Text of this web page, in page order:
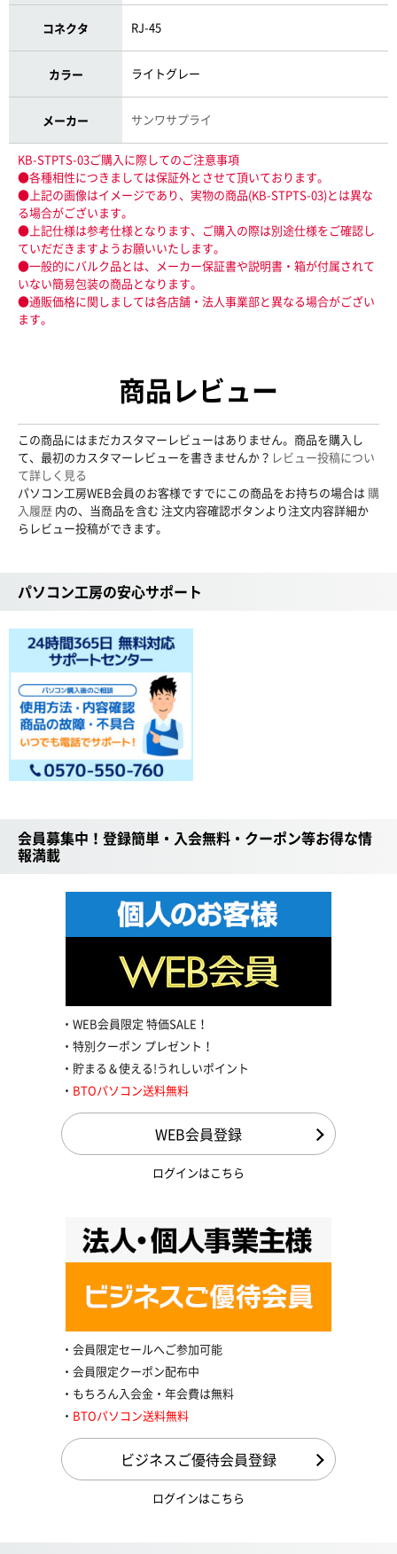
コネクタ RJ-45
カラー ライトグレー
メーカー サンワサプライ
KB-STPTS-03ご購入に際してのご注意事項
●各種相性につきましては保証外とさせて頂いております。
●上記の画像はイメージであり、実物の商品(KB-STPTS-03)とは異な
る場合がございます。
●上記仕様は参考仕様となります、ご購入の際は別途仕様をご確認し
ていだだきますようお願いいたします。
●一般的にバルク品とは、メーカー保証書や説明書・箱が付属されて
いない簡易包装の商品となります。
●通販価格に関しましては各店舗・法人事業部と異なる場合がござい
ます。
商品レビュー
この商品にはまだカスタマーレビューはありません。商品を購入し
て、最初のカスタマーレビューを書きませんか？ レビュー投稿につい
て詳しく見る
パソコン工房WEB会員のお客様ですでにこの商品をお持ちの場合は 購
入履歴 内の、当商品を含む 注文内容確認ボタンより注文内容詳細か
らレビュー投稿ができます。
パソコン工房の安心サポート
会員募集中！登録簡単・入会無料・クーポン等お得な情
報満載
WEB会員限定 特価SALE！
特別クーポン プレゼント！
貯まる＆使える!うれしいポイント
BTOパソコン送料無料
WEB会員登録
ログインはこちら
会員限定セールへご参加可能
会員限定クーポン配布中
もちろん入会金・年会費は無料
BTOパソコン送料無料
ビジネスご優待会員登録
ログインはこちら